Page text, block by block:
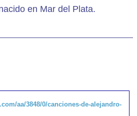
en Mar del Plata.
aa/3848/0/canciones-de-alejandro-